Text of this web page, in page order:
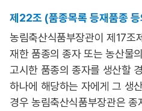
제22조 (품종목록 등재품종
농림축산식품부장관이 제17조
재한 품종의 종자 또는 농산물
고시한 품종의 종자를 생산할
하나에 해당하는 자에게 그 생
경우 농림축산식품부장관은